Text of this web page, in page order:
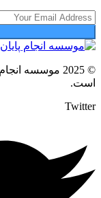
© 2025 موسسه
است.
Twitter